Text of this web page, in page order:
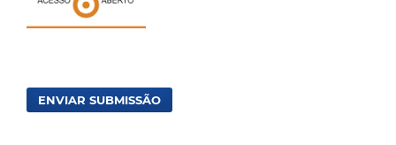
ENVIAR SUBMISSÃO